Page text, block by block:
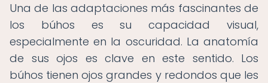
Una de las adaptaciones más fascinantes de
los búhos es su capacidad visual,
especialmente en la oscuridad. La anatomía
de sus ojos es clave en este sentido. Los
búhos tienen ojos grandes y redondos que les